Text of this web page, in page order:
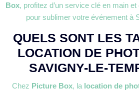
Box, profitez d’un service clé en main et
pour sublimer votre événement à
QUELS SONT LES
LOCATION DE
SAVIGNY-LE-
Chez Picture Box, la location de